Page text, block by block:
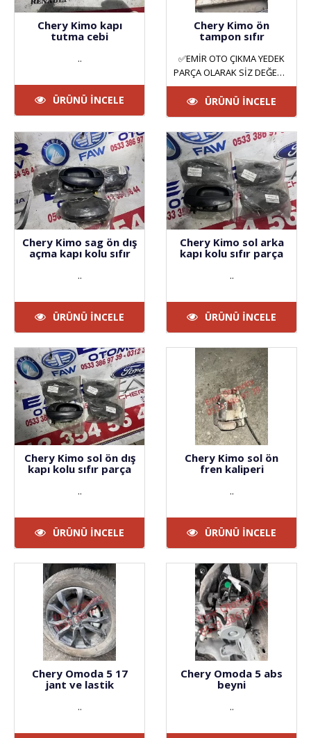
Chery Kimo kapı
tutma cebi
..
ÜRÜNÜ İNCELE
Chery Kimo ön
tampon sıfır
✅EMİR OTO ÇIKMA YEDEK
PARÇA OLARAK SİZ DEĞERLİ
MÜŞTERİLERİMİZE HİZMET
VERMEKTEYİZ. ANKARA
ÜRÜNÜ İNCELE
Chery Kimo sag ön dış
açma kapı kolu sıfır
..
ÜRÜNÜ İNCELE
Chery Kimo sol arka
kapı kolu sıfır parça
..
ÜRÜNÜ İNCELE
Chery Kimo sol ön dış
kapı kolu sıfır parça
..
ÜRÜNÜ İNCELE
Chery Kimo sol ön
fren kaliperi
..
ÜRÜNÜ İNCELE
Chery Omoda 5 17
jant ve lastik
..
Chery Omoda 5 abs
beyni
..